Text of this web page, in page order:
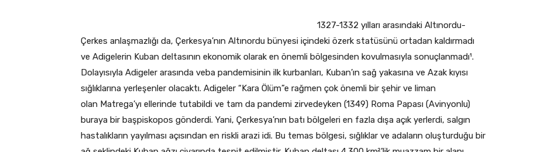
1327-1332 yılları arasındaki Altınordu-
Çerkes anlaşmazlığı da, Çerkesya’nın Altınordu bünyesi içindeki özerk statüsünü ortadan kaldırmadı
ve Adigelerin Kuban deltasının ekonomik olarak en önemli bölgesinden kovulmasıyla sonuçlanmadı¹.
Dolayısıyla Adigeler arasında veba pandemisinin ilk kurbanları, Kuban’ın sağ yakasına ve Azak kıyısı
sığlıklarına yerleşenler olacaktı. Adigeler “Kara Ölüm”e rağmen çok önemli bir şehir ve liman
olan Matrega’yı ellerinde tutabildi ve tam da pandemi zirvedeyken (1349) Roma Papası (Avinyonlu)
buraya bir başpiskopos gönderdi. Yani, Çerkesya’nın batı bölgeleri en fazla dışa açık yerlerdi, salgın
hastalıkların yayılması açısından en riskli arazi idi. Bu temas bölgesi, sığlıklar ve adaların oluşturduğu bir